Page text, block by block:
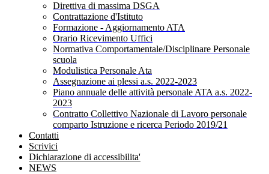
Direttiva di massima DSGA
Contrattazione d'Istituto
Formazione - Aggiornamento ATA
Orario Ricevimento Uffici
Normativa Comportamentale/Disciplinare Personale
scuola
Modulistica Personale Ata
Assegnazione ai plessi a.s. 2022-2023
Piano annuale delle attività personale ATA a.s. 2022-
2023
Contratto Collettivo Nazionale di Lavoro personale
comparto Istruzione e ricerca Periodo 2019/21
Contatti
Scrivici
Dichiarazione di accessibilita'
NEWS